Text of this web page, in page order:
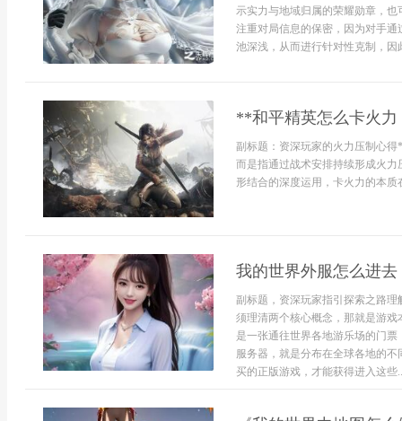
示实力与地域归属的荣耀勋章，
注重对局信息的保密，因为对手
池深浅，从而进行针对性克制，因
**和平精英怎么卡火
副标题：资深玩家的火力压制心
而是指通过战术安排持续形成火
形结合的深度运用，卡火力的本
我的世界外服怎么进
副标题，资深玩家指引探索之路
须理清两个核心概念，那就是游
是一张通往世界各地游乐场的门
服务器，就是分布在全球各地的
买的正版游戏，才能获得进入这些